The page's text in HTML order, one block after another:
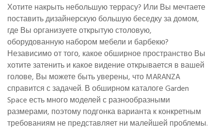
Хотите накрыть небольшую террасу? Или Вы мечтаете
поставить дизайнерскую большую беседку за домом,
где Вы организуете открытую столовую,
оборудованную набором мебели и барбекю?
Независимо от того, какое обширное пространство Вы
хотите затенить и какое видение открывается в вашей
голове, Вы можете быть уверены, что MARANZA
справится с задачей. В обширном каталоге Garden
Space есть много моделей с разнообразными
размерами, поэтому подгонка варианта к конкретным
требованиям не представляет ни малейшей проблемы.